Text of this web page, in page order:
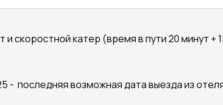
скоростной катер (время в пути 20 минут +
- последняя возможная дата выезда из